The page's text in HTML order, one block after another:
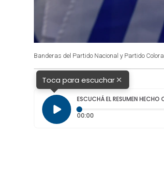
Banderas del Partido Nacional y Partido
Toca para escuchar×
ESCUCHÁ EL RESUMEN HECHO
00:00